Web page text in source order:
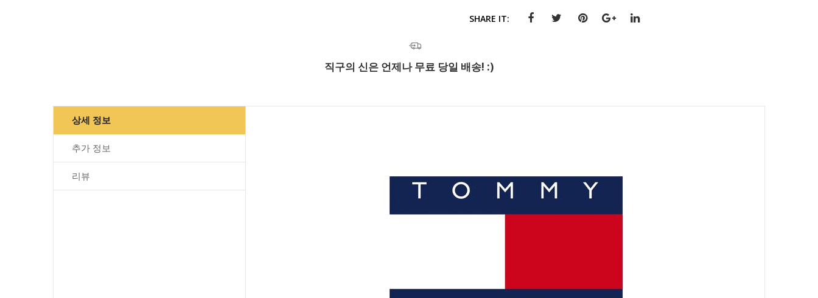
SHARE IT:
직구의 신은 언제나 무료 당일 배송! :)
상세 정보
추가 정보
리뷰